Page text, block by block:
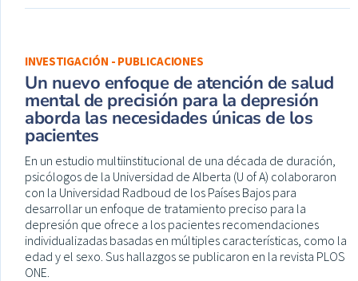
INVESTIGACIÓN - PUBLICACIONES
Un nuevo enfoque de atención de salud
mental de precisión para la depresión
aborda las necesidades únicas de los
pacientes
En un estudio multiinstitucional de una década de duración,
psicólogos de la Universidad de Alberta (U of A) colaboraron
con la Universidad Radboud de los Países Bajos para
desarrollar un enfoque de tratamiento preciso para la
depresión que ofrece a los pacientes recomendaciones
individualizadas basadas en múltiples características, como la
edad y el sexo. Sus hallazgos se publicaron en la revista PLOS
ONE.